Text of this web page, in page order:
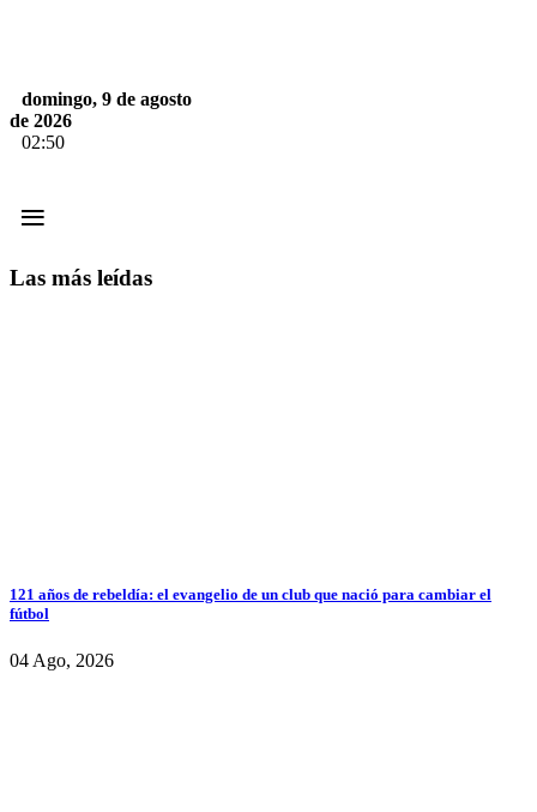
domingo, 9 de agosto
de 2026
02:50
≡
Las más leídas
121 años de rebeldía: el evangelio de un club que nació para cambiar el
fútbol
04 Ago, 2026